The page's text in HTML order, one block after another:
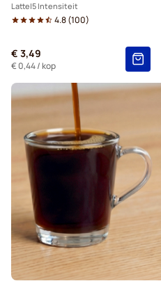
Latte 5 Intensiteit
4.8(100)
€ 3,49
€ 0,44/ kop